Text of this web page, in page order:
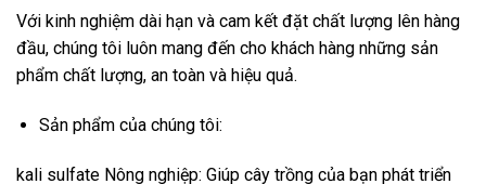
Với kinh nghiệm dài hạn và cam kết đặt chất lượng lên hàng
đầu, chúng tôi luôn mang đến cho khách hàng những sản
phẩm chất lượng, an toàn và hiệu quả.
Sản phẩm của chúng tôi:
kali sulfate Nông nghiệp: Giúp cây trồng của bạn phát triển